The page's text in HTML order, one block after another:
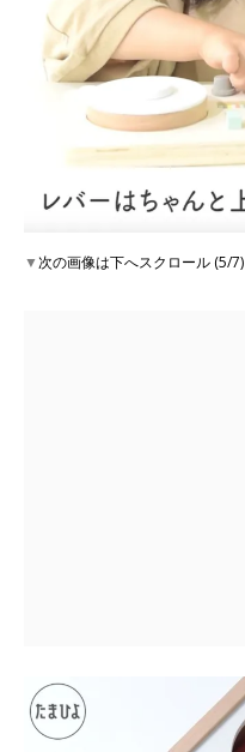
▼次の画像は下へスクロール (5/7)